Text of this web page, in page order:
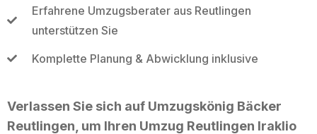
Erfahrene Umzugsberater aus Reutlingen
unterstützen Sie
Komplette Planung & Abwicklung inklusive
Verlassen Sie sich auf Umzugskönig Bäcker
Reutlingen, um Ihren Umzug Reutlingen Iraklio